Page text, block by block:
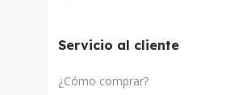
Servicio al cliente
¿Cómo comprar?